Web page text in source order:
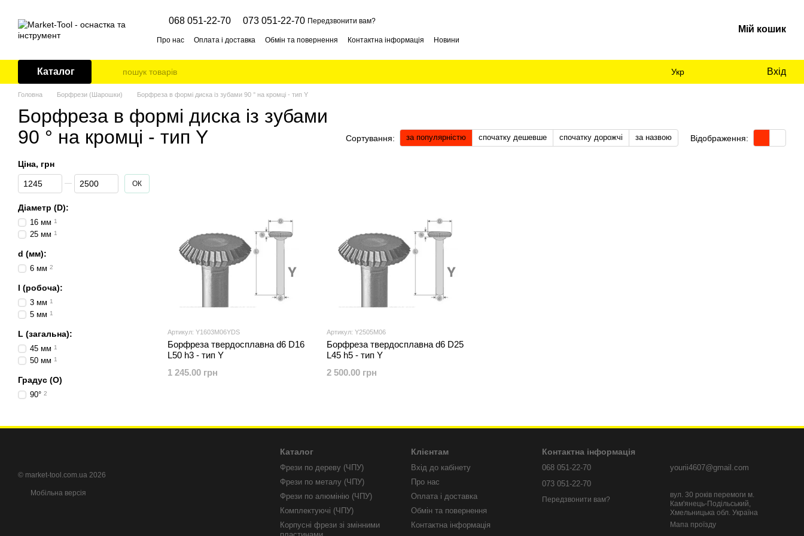
068 051-22-70 073 051-22-70 Передзвонити вам?
Про нас Оплата і доставка Обмін та повернення Контактна інформація Новини
Мій кошик
Каталог Укр Вхід
Головна Борфрези (Шарошки) Борфреза в формі диска із зубами 90 ° на кромці - тип Y
Борфреза в формі диска із зубами
90 ° на кромці - тип Y
Сортування: за популярністю спочатку дешевше спочатку дорожчі за назвою Відображення:
Артикул: Y1603M06YDS
Борфреза твердосплавна d6 D16
L50 h3 - тип Y
1 245.00 грн
Артикул: Y2505M06
Борфреза твердосплавна d6 D25
L45 h5 - тип Y
2 500.00 грн
Ціна, грн
Від Ціна, грн
До Ціна, грн ОК
Діаметр (D):
16 мм 1
25 мм 1
d (мм):
6 мм 2
l (робоча):
3 мм 1
5 мм 1
L (загальна):
45 мм 1
50 мм 1
Градус (O)
90° 2
© market-tool.com.ua 2026
Мобільна версія
Каталог
Фрези по дереву (ЧПУ)
Фрези по металу (ЧПУ)
Фрези по алюмінію (ЧПУ)
Комплектуючі (ЧПУ)
Корпусні фрези зі змінними
Клієнтам
Вхід до кабінету
Про нас
Оплата і доставка
Обмін та повернення
Контактна інформація
Контактна інформація
068 051-22-70
073 051-22-70
Передзвонити вам?
yourii4607@gmail.com
вул. 30 років перемоги м.
Кам'янець-Подільський,
Хмельницька обл. Україна
Мапа проїзду